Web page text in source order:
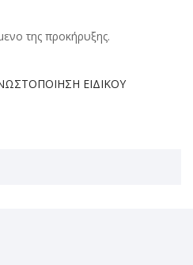
της προκήρυξης.
ΕΙΔΙΚΟΥ